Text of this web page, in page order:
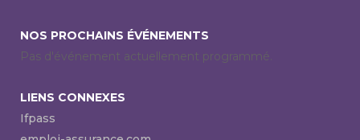
NOS PROCHAINS ÉVÉNEMENTS
Pas d'événement actuellement programmé.
LIENS CONNEXES
Ifpass